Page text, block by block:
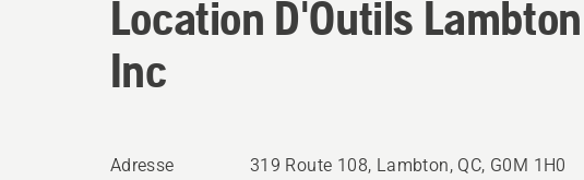
Location D'Outils Lambton
Inc
Adresse
319 Route 108, Lambton, QC, G0M 1H0